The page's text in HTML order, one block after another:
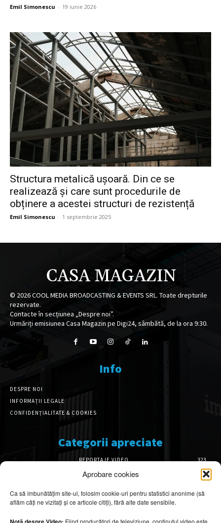
Aprobare cookies
Ca să îmbunătățim site-ul, folosim cookie-uri pentru statistici anonime (să
aflăm câți ne vizitați și ce articole citiți), fără alte date sensibile.
Fiind producători de televiziune, conținutul video este
Emil Simonescu - 19 iunie 2026
Structura metalică ușoară. Din ce se
realizează și care sunt procedurile de
obținere a acestei structuri de rezistență
Emil Simonescu - 1 septembrie 2025
CASA MAGAZIN
© 2026COOL MEDIA BROADCASTING & EVENTS SRL. Toate drepturile
rezervate.
Contacte în secțiunea „Despre noi”.
Urmăriți emisiunea Casa Magazin pe Digi24, sâmbătă, de la ora 9:30.
Info
DESPRE NOI
INFORMAȚII LEGALE
CONFIDENȚIALITATE & COOKIES
Categorii apreciate
REPORTAJE VIDEO
323
AMENAJĂRI INTERIOARE
126
DESIGN INTERIOR
64
ARHITECTURĂ & DESIGN
OPINII & ANALIZE
43